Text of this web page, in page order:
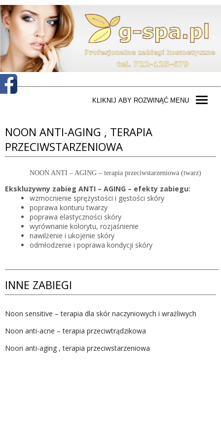
KLIKNIJ ABY ROZWINĄĆ MENU
NOON ANTI-AGING , TERAPIA
PRZECIWSTARZENIOWA
NOON ANTI – AGING – terapia przeciwstarzeniowa (twarz)
Ekskluzywny zabieg ANTI – AGING – efekty zabiegu:
wzmocnienie sprężystości i gęstości skóry
poprawa konturu twarzy
poprawa elastyczności skóry
wyrównanie kolorytu, rozjaśnienie
nawilżenie i ukojenie skóry
odmłodzenie i poprawa kondycji skóry
INNE ZABIEGI
Noon sensitive – terapia dla skór naczyniowych i wrażliwych
Noon anti-acne – terapia przeciwtrądzikowa
Noon anti-aging , terapia przeciwstarzeniowa